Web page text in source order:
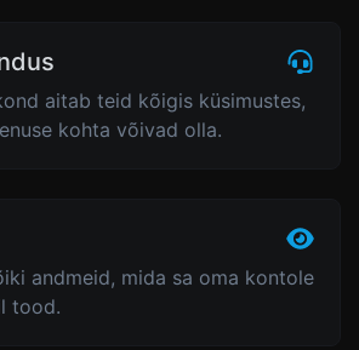
aitab teid kõigis küsimustes,
kohta võivad olla.
andmeid, mida sa oma kontole
tood.